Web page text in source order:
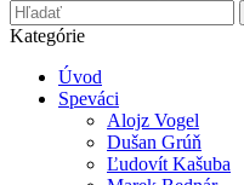
Kategórie
Úvod
Speváci
Alojz Vogel
Dušan Grúň
Ľudovít Kašuba